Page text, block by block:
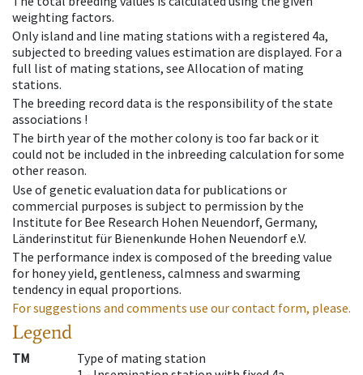
weighting factors.
Only island and line mating stations with a registered 4a,
subjected to breeding values estimation are displayed. For a
full list of mating stations, see Allocation of mating
stations.
The breeding record data is the responsibility of the state
associations !
The birth year of the mother colony is too far back or it
could not be included in the inbreeding calculation for some
other reason.
Use of genetic evaluation data for publications or
commercial purposes is subject to permission by the
Institute for Bee Research Hohen Neuendorf, Germany,
Länderinstitut für Bienenkunde Hohen Neuendorf e.V.
The performance index is composed of the breeding value
for honey yield, gentleness, calmness and swarming
tendency in equal proportions.
For suggestions and comments use our contact form, please.
Legend
TM
Type of mating station